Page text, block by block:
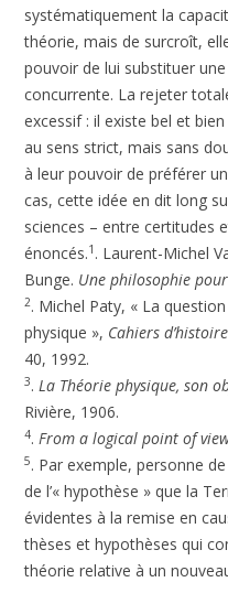
systématiquement la
théorie, mais de surcroît,
pouvoir de lui substituer
concurrente. La rejeter
excessif : il existe bel et
au sens strict, mais sans
à leur pouvoir de préférer
cas, cette idée en dit long
sciences – entre certitudes
énoncés.1 . Laurent-Michel
Bunge. Une philosophie pour
2. Michel Paty, « La
physique », Cahiers
40, 1992.
3.La Théorie physique, son
Rivière, 1906.
4.From a logical point of
5. Par exemple, personne
de l’« hypothèse » que la
évidentes à la remise en
thèses et hypothèses qui
théorie relative à un